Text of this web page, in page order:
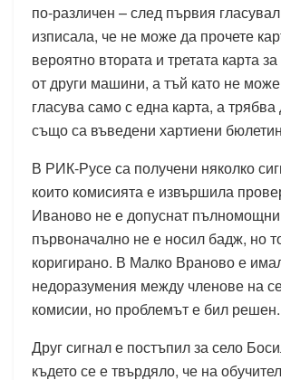
по-различен – след първия
изписала, че не може да прочете
вероятно втората и третата карта
от други машини, а тъй като не
гласува само с една карта, а
също са въведени хартиени
В РИК-Русе са получени няколко
които комисията е извършила
Иваново не е допуснат
първоначално не е носил бадж, но
коригирано. В Малко Враново е
недоразумения между членове на
комисии, но проблемът е бил решен.
Друг сигнал е постъпил за село
където се е твърдяло, че на